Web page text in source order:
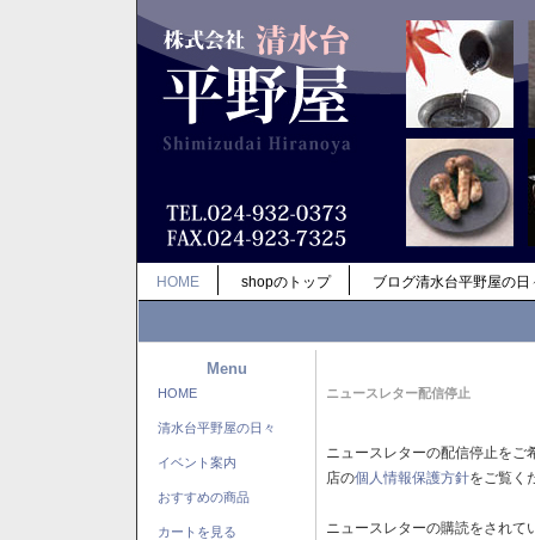
HOME shopのトップ ブログ清水台平野屋の日
Menu
HOME
清水台平野屋の日々
イベント案内
おすすめの商品
カートを見る
ニュースレター配信停止
ニュースレターの配信停止を
店の個人情報保護方針をご覧く
ニュースレターの購読をされ